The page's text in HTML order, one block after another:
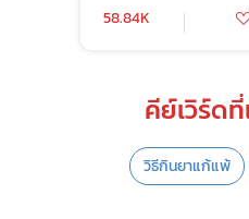
58.84K
คีย์เวิร์ด
วิธีกินยาแก้แพ้